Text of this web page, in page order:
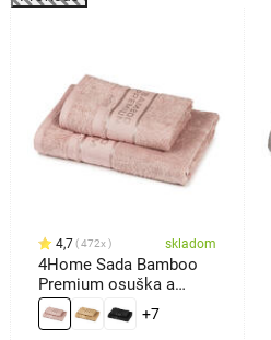
4,7 472x skladom
4Home Sada Bamboo
Premium osuška a
uterák ružová, 70 x 140
cm, 50 x 100 cm
+7